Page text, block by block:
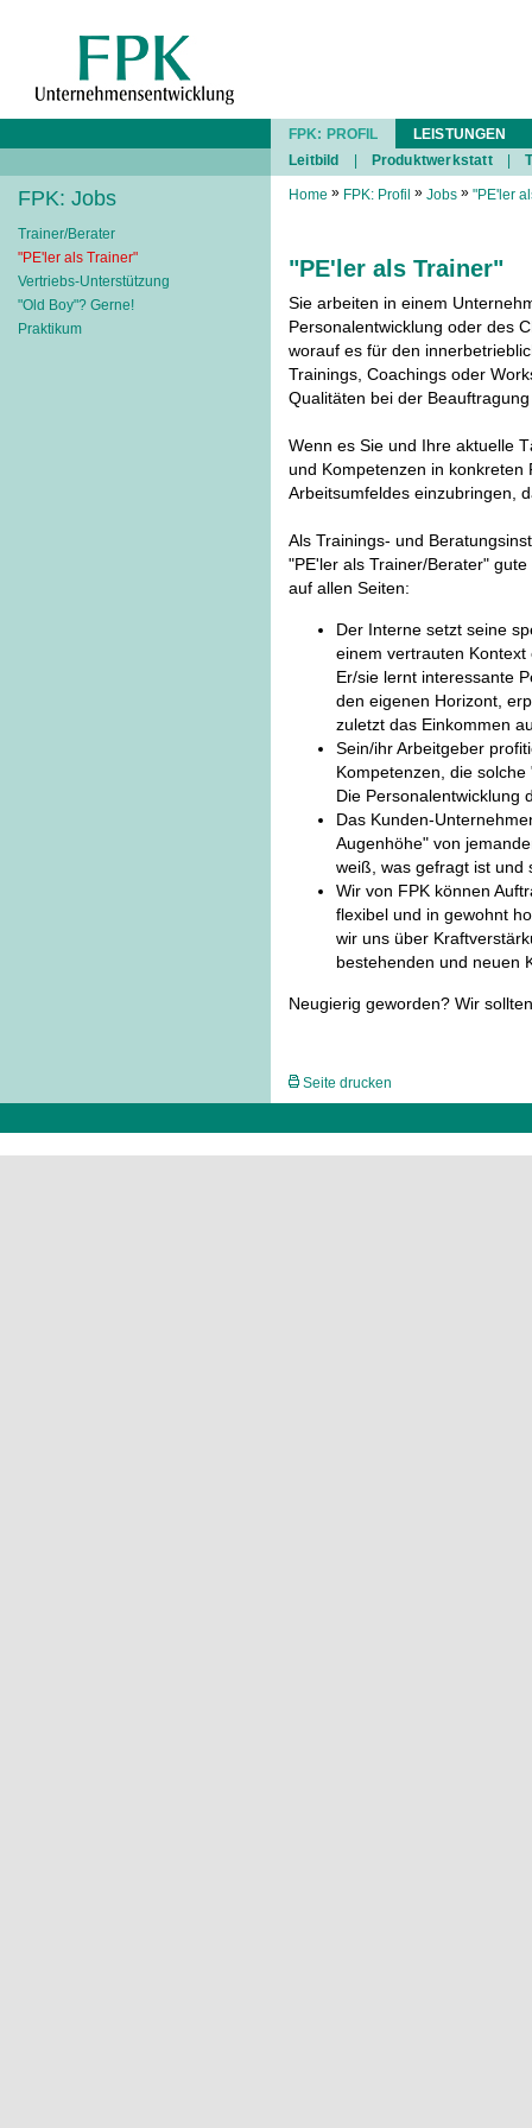
FPK: Jobs
Trainer/Berater
"PE'ler als Trainer"
Vertriebs-Unterstützung
"Old Boy"? Gerne!
Praktikum
FPK: PROFIL
LEISTUNGEN
Leitbild
Produktwerkstatt
Home » FPK: Profil » Jobs » "PE'ler
"PE'ler als Trainer"
Sie arbeiten in einem
Personalentwicklung oder des
worauf es für den
Trainings, Coachings oder
Qualitäten bei der
Wenn es Sie und Ihre aktuelle
und Kompetenzen in
Arbeitsumfeldes einzubringen,
Als Trainings- und
"PE'ler als Trainer/Berater"
auf allen Seiten:
Der Interne setzt seine
einem vertrauten
Er/sie lernt interessante
den eigenen Horizont,
zuletzt das Einkommen
Sein/ihr Arbeitgeber
Kompetenzen, die
Die Personalentwicklung
Das Kunden-
Augenhöhe" von
weiß, was gefragt ist und
Wir von FPK können
flexibel und in gewohnt
wir uns über
bestehenden und neuen
Neugierig geworden? Wir
Seite drucken